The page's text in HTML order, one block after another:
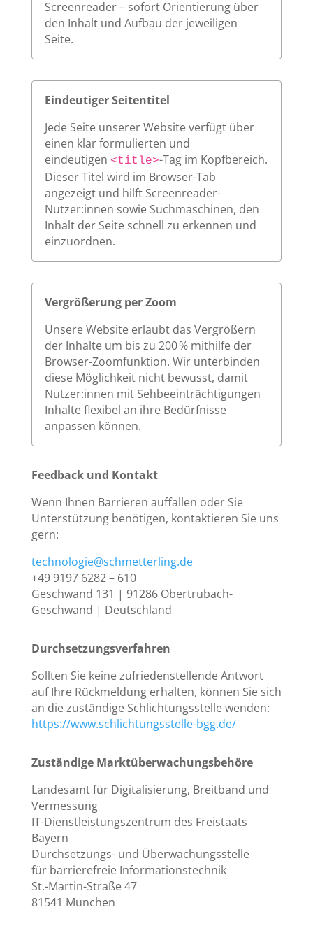
Screenreader – sofort Orientierung über
den Inhalt und Aufbau der jeweiligen
Seite.
Eindeutiger Seitentitel
Jede Seite unserer Website verfügt über
einen klar formulierten und
eindeutigen <title>-Tag im Kopfbereich.
Dieser Titel wird im Browser-Tab
angezeigt und hilft Screenreader-
Nutzer:innen sowie Suchmaschinen, den
Inhalt der Seite schnell zu erkennen und
einzuordnen.
Vergrößerung per Zoom
Unsere Website erlaubt das Vergrößern
der Inhalte um bis zu 200 % mithilfe der
Browser-Zoomfunktion. Wir unterbinden
diese Möglichkeit nicht bewusst, damit
Nutzer:innen mit Sehbeeinträchtigungen
Inhalte flexibel an ihre Bedürfnisse
anpassen können.
Feedback und Kontakt
Wenn Ihnen Barrieren auffallen oder Sie
Unterstützung benötigen, kontaktieren Sie uns
gern:
technologie@schmetterling.de
+49 9197 6282 – 610
Geschwand 131 | 91286 Obertrubach-
Geschwand | Deutschland
Durchsetzungsverfahren
Sollten Sie keine zufriedenstellende Antwort
auf Ihre Rückmeldung erhalten, können Sie sich
an die zuständige Schlichtungsstelle wenden:
https://www.schlichtungsstelle-bgg.de/
Zuständige Marktüberwachungsbehöre
Landesamt für Digitalisierung, Breitband und
Vermessung
IT-Dienstleistungszentrum des Freistaats
Bayern
Durchsetzungs- und Überwachungsstelle
für barrierefreie Informationstechnik
St.-Martin-Straße 47
81541 München